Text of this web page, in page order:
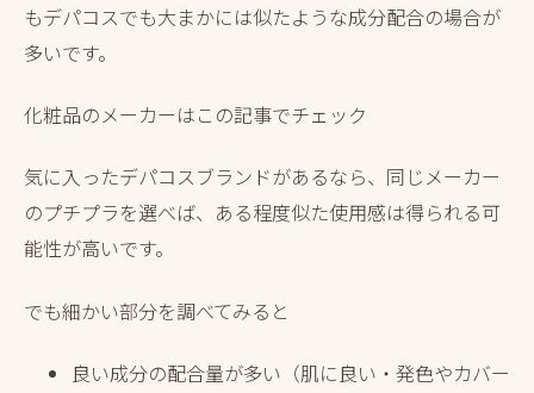
もデパコスでも大まかには似たような成分配合の場合が
多いです。
化粧品のメーカーはこの記事でチェック
気に入ったデパコスブランドがあるなら、同じメーカー
のプチプラを選べば、ある程度似た使用感は得られる可
能性が高いです。
でも細かい部分を調べてみると
良い成分の配合量が多い（肌に良い・発色やカバー